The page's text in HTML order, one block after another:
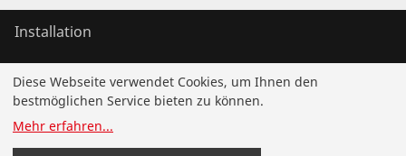
Installation
Wartung
Kälte- und Klimatechnik
Diese Webseite verwendet Cookies, um Ihnen den
bestmöglichen Service bieten zu können.
Mehr erfahren...